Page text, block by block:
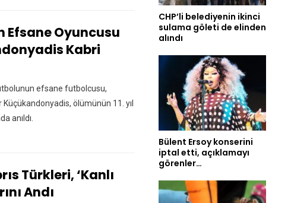
Efsane Oyuncusu
Kabri
efsane futbolcusu,
ölümünün 11. yıl
anıldı.
Türkleri, ‘Kanlı
Andı
CHP’li belediyenin ikinci
sulama göleti de elinden
alındı
Bülent Ersoy konserini
iptal etti, açıklamayı
görenler…